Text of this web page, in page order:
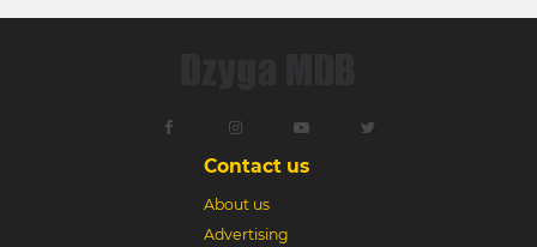
Contact us
About us
Advertising